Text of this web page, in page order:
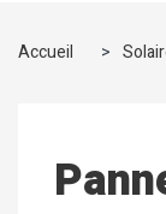
Accueil >